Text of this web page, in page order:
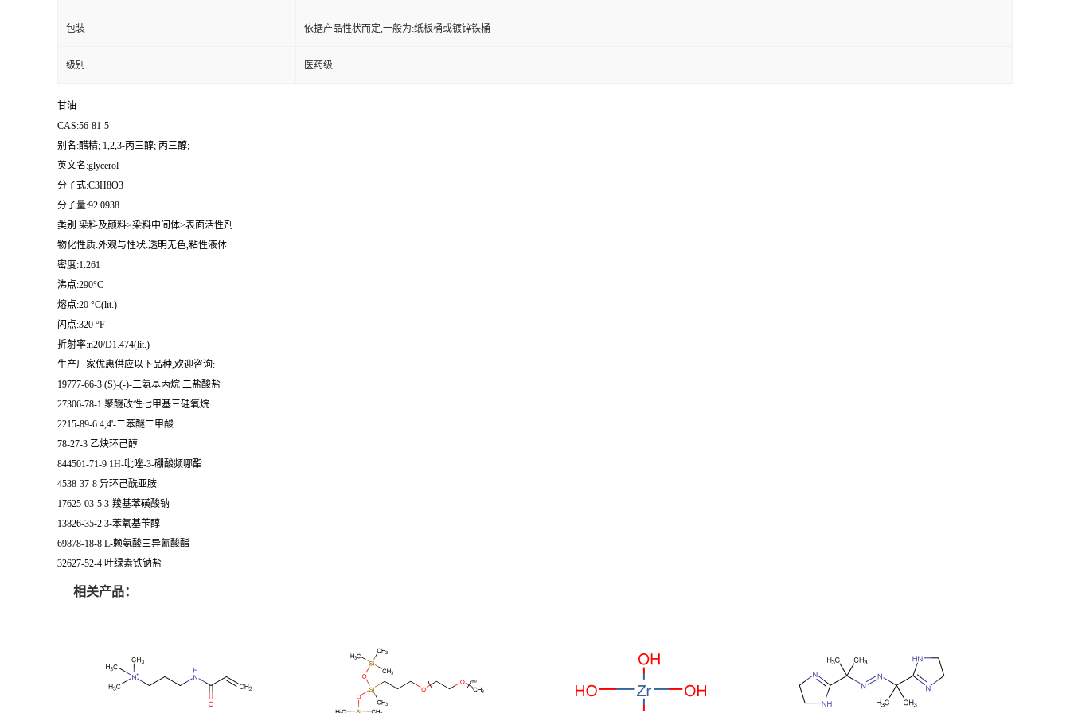
包装 依据产品性状而定,一般为:纸板桶或镀锌铁桶
级别 医药级
甘油
CAS:56-81-5
别名:醋精; 1,2,3-丙三醇; 丙三醇;
英文名:glycerol
分子式:C3H8O3
分子量:92.0938
类别:染料及颜料>染料中间体>表面活性剂
物化性质:外观与性状:透明无色,粘性液体
密度:1.261
沸点:290°C
熔点:20 °C(lit.)
闪点:320 °F
折射率:n20/D1.474(lit.)
生产厂家优惠供应以下品种,欢迎咨询:
19777-66-3 (S)-(-)-二氨基丙烷 二盐酸盐
27306-78-1 聚醚改性七甲基三硅氧烷
2215-89-6 4,4'-二苯醚二甲酸
78-27-3 乙炔环己醇
844501-71-9 1H-吡唑-3-硼酸频哪酯
4538-37-8 异环己酰亚胺
17625-03-5 3-羧基苯磺酸钠
13826-35-2 3-苯氧基苄醇
69878-18-8 L-赖氨酸三异氰酸酯
32627-52-4 叶绿素铁钠盐
相关产品：